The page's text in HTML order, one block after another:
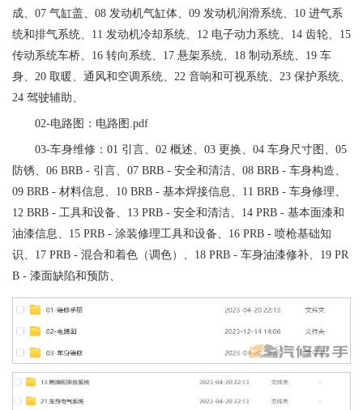
成、07 气缸盖、08 发动机气缸体、09 发动机润滑系统、10 进气系
统和排气系统、11 发动机冷却系统、12 电子动力系统、14 齿轮、15
传动系统车桥、16 转向系统、17 悬架系统、18 制动系统、19 车
身、20 取暖、通风和空调系统、22 音响和可视系统、23 保护系统、
24 驾驶辅助、
02-电路图：电路图.pdf
03-车身维修：01 引言、02 概述、03 更换、04 车身尺寸图、05
防锈、06 BRB - 引言、07 BRB - 安全和清洁、08 BRB - 车身构造、
09 BRB - 材料信息、10 BRB - 基本焊接信息、11 BRB - 车身修理、
12 BRB - 工具和设备、13 PRB - 安全和清洁、14 PRB - 基本面漆和
油漆信息、15 PRB - 涂装修理工具和设备、16 PRB - 喷枪基础知
识、17 PRB - 混合和着色（调色）、18 PRB - 车身油漆修补、19 PR
B - 漆面缺陷和预防、